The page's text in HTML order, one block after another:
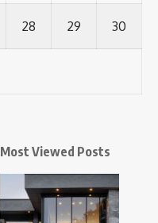
28 29 30
Most Viewed Posts